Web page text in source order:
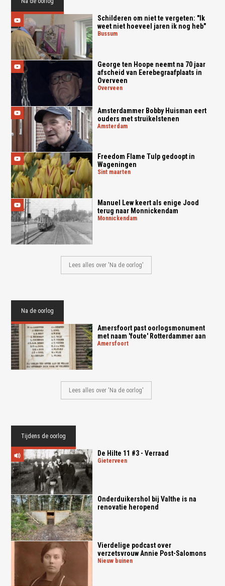
Schilderen om niet te vergeten: "Ik
weet niet hoeveel jaren ik nog heb"
bussum
George ten Hoope neemt na 70 jaar
afscheid van Eerebegraafplaats in
Overveen
overveen
Amsterdammer Bobby Huisman eert
ouders met struikelstenen
amsterdam
Freedom Flame Tulp gedoopt in
Wageningen
sint maarten
Manuel Lew keert als enige Jood
terug naar Monnickendam
monnickendam
Lees alles over 'Na de oorlog'
Na de oorlog
Amersfoort past oorlogsmonument
met naam 'foute' Rotterdammer aan
amersfoort
Lees alles over 'Na de oorlog'
Tijdens de oorlog
De Hilte 11 #3 - Verraad
gieterveen
Onderduikershol bij Valthe is na
renovatie heropend
Vierdelige podcast over
verzetsvrouw Annie Post-Salomons
nieuw buinen